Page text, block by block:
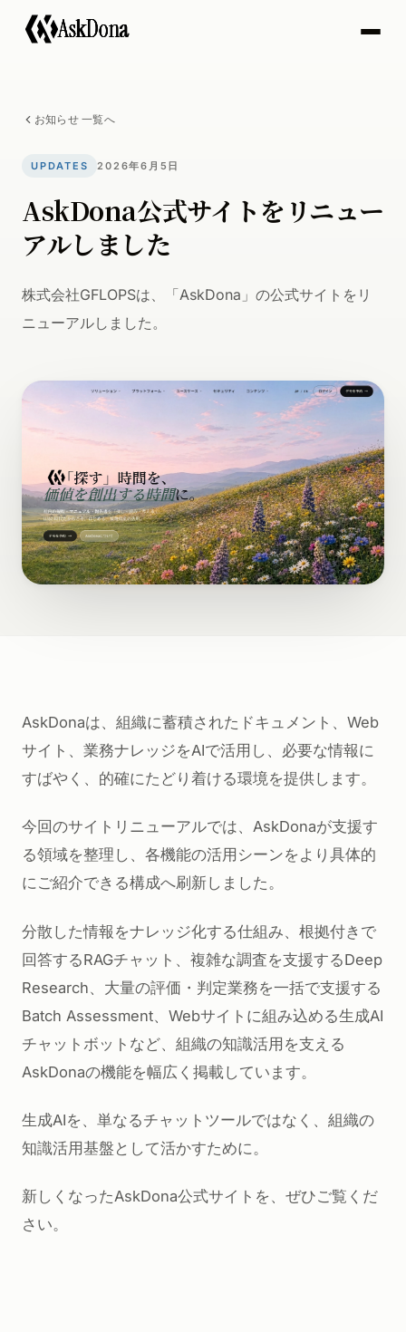
AskDona
お知らせ 一覧へ
UPDATES 2026年6月5日
AskDona公式サイトをリニュー
アルしました
株式会社GFLOPSは、「AskDona」の公式サイトをリ
ニューアルしました。
AskDonaは、組織に蓄積されたドキュメント、Web
サイト、業務ナレッジをAIで活用し、必要な情報に
すばやく、的確にたどり着ける環境を提供します。
今回のサイトリニューアルでは、AskDonaが支援す
る領域を整理し、各機能の活用シーンをより具体的
にご紹介できる構成へ刷新しました。
分散した情報をナレッジ化する仕組み、根拠付きで
回答するRAGチャット、複雑な調査を支援するDeep
Research、大量の評価・判定業務を一括で支援する
Batch Assessment、Webサイトに組み込める生成AI
チャットボットなど、組織の知識活用を支える
AskDonaの機能を幅広く掲載しています。
生成AIを、単なるチャットツールではなく、組織の
知識活用基盤として活かすために。
新しくなったAskDona公式サイトを、ぜひご覧くだ
さい。